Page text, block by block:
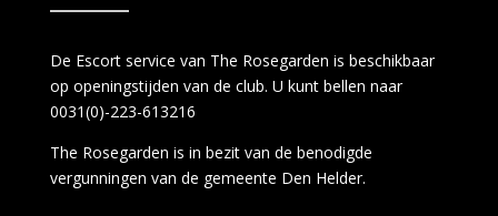
De Escort service van The Rosegarden is beschikbaar
op openingstijden van de club. U kunt bellen naar
0031(0)-223-613216
The Rosegarden is in bezit van de benodigde
vergunningen van de gemeente Den Helder.